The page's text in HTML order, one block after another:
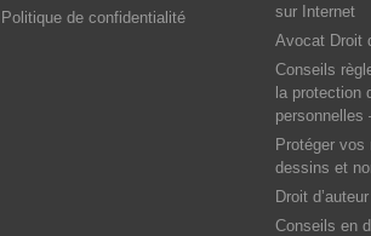
Politique de confidentialité
sur Internet
Avocat Droit
Conseils
la protection
personnelles
Protéger vos
dessins et
Droit d’auteur
Conseils en